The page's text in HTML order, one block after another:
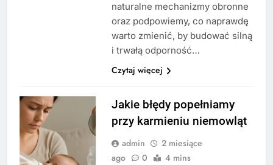
naturalne mechanizmy obronne
oraz podpowiemy, co naprawdę
warto zmienić, by budować silną
i trwałą odporność…
Czytaj więcej
Jakie błędy popełniamy
przy karmieniu niemowląt
admin
2 miesiące
ago
0 4 mins